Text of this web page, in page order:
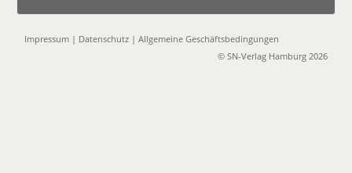
Impressum | Datenschutz |Allgemeine Geschäftsbedingungen
© SN-Verlag Hamburg 2026